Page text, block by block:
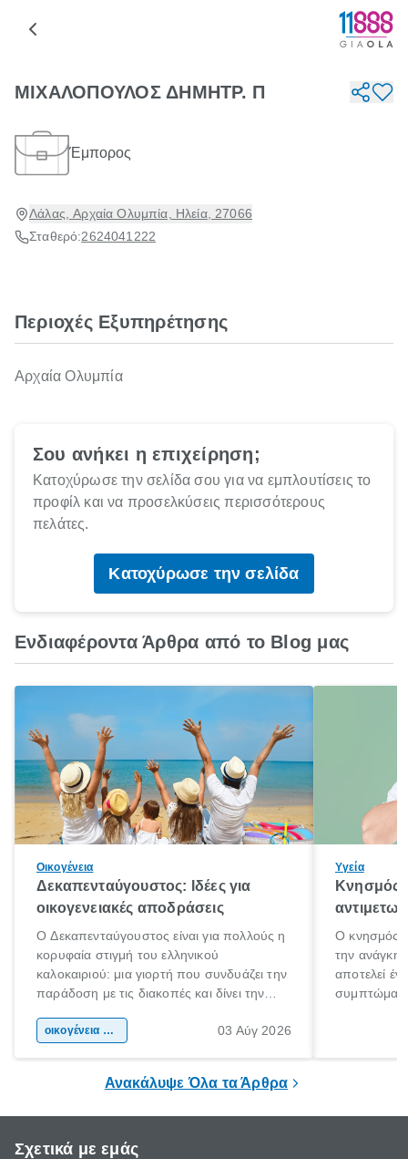
ΜΙΧΑΛΟΠΟΥΛΟΣ ΔΗΜΗΤΡ. Π
Έμπορος
Λάλας, Αρχαία Ολυμπία, Ηλεία, 27066
Σταθερό:2624041222
Περιοχές Εξυπηρέτησης
Αρχαία Ολυμπία
Σου ανήκει η επιχείρηση;
Κατοχύρωσε την σελίδα σου για να εμπλουτίσεις το
προφίλ και να προσελκύσεις περισσότερους
πελάτες.
Κατοχύρωσε την σελίδα
Ενδιαφέροντα Άρθρα από το Blog μας
Οικογένεια
Δεκαπενταύγουστος: Ιδέες για
οικογενειακές αποδράσεις
Ο Δεκαπενταύγουστος είναι για πολλούς η
κορυφαία στιγμή του ελληνικού
καλοκαιριού: μια γιορτή που συνδυάζει την
παράδοση με τις διακοπές και δίνει την
χώρας. Είτε πρόκειται για λίγες μέρες
οικογένεια & παιδί 03 Αύγ 2026
Υγεία
Κνησμός:
Ο κνησμός
την ανάγκη
αποτελεί
Ανακάλυψε Όλα τα Άρθρα
Σχετικά με εμάς